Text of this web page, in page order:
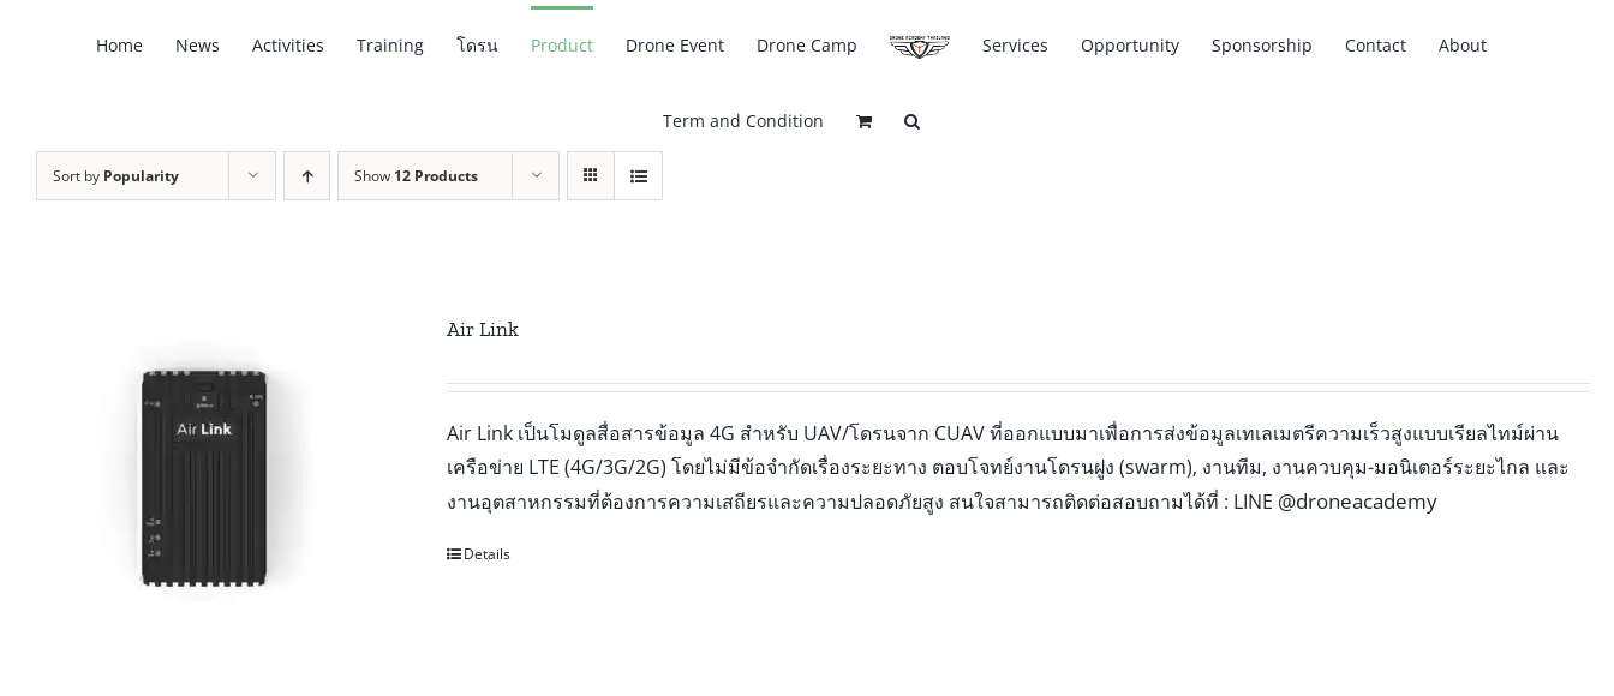
Home News Activities Training โดรน Product Drone Event Drone Camp Services Opportunity Sponsorship Contact About
Term and Condition
Sort by Popularity Show 12 Products
Air Link
Air Link เป็นโมดูลสื่อสารข้อมูล 4G สำหรับ UAV/โดรนจาก CUAV ที่ออกแบบมาเพื่อการส่งข้อมูลเทเลเมตรีความเร็วสูงแบบเรียลไทม์ผ่าน
เครือข่าย LTE (4G/3G/2G) โดยไม่มีข้อจำกัดเรื่องระยะทาง ตอบโจทย์งานโดรนฝูง (swarm), งานทีม, งานควบคุม-มอนิเตอร์ระยะไกล และ
งานอุตสาหกรรมที่ต้องการความเสถียรและความปลอดภัยสูง สนใจสามารถติดต่อสอบถามได้ที่ : LINE @droneacademy
Details